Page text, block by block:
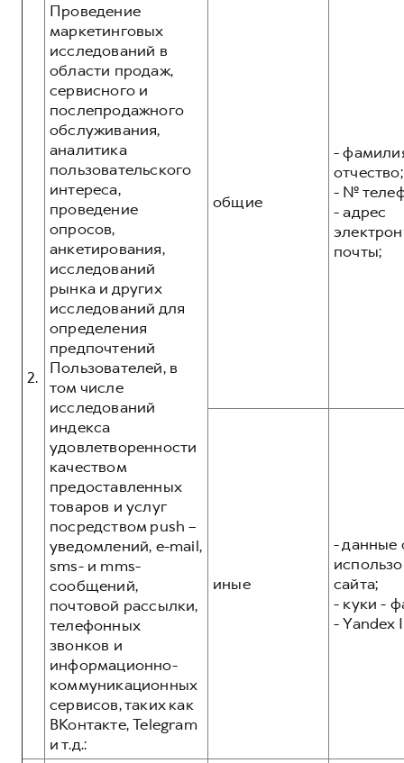
2.
Проведение
маркетинговых
исследований в
области продаж,
сервисного и
послепродажного
обслуживания,
аналитика
пользовательского
интереса,
проведение
опросов,
анкетирования,
исследований
рынка и других
исследований для
определения
предпочтений
Пользователей, в
том числе
исследований
индекса
удовлетворенности
качеством
предоставленных
товаров и услуг
посредством push –
уведомлений, e-mail,
sms- и mms-
сообщений,
почтовой рассылки,
телефонных
звонков и
информационно-
коммуникационных
сервисов, таких как
ВКонтакте, Telegram
и т.д.:
общие
-
отчество;
- №
- адрес
почты;
иные
- данные
сайта;
- куки -
- Yandex